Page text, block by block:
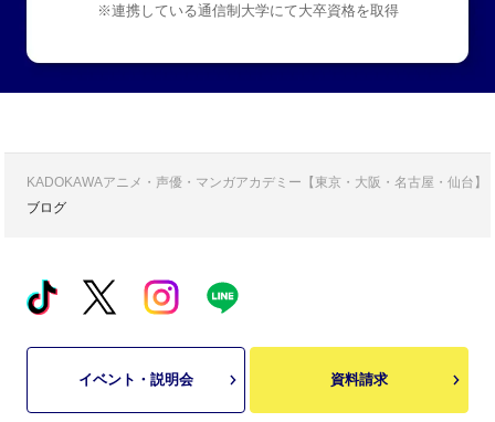
※連携している通信制大学にて大卒資格を取得
KADOKAWAアニメ・声優・マンガアカデミー【東京・大阪・名古屋・仙台】
ブログ
イベント・説明会 資料請求